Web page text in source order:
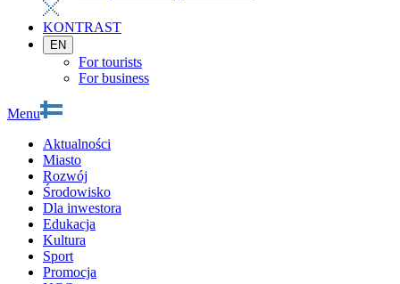
KONTRAST
EN
For tourists
For business
Menu
Aktualności
Miasto
Rozwój
Środowisko
Dla inwestora
Edukacja
Kultura
Sport
Promocja